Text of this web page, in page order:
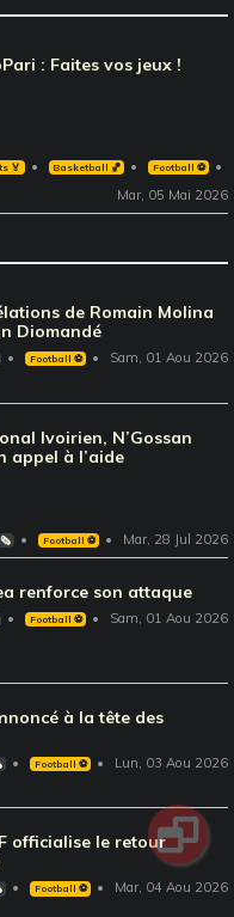
: Faites vos jeux !
🏅 Basketball 🏀 Football ⚽️
Mar, 05 Mai 2026
de Romain Molina
Diomandé
Football ⚽️ Sam, 01 Aou 2026
Ivoirien, N’Gossan
appel à l’aide
🗞️ Football ⚽️ Mar, 28 Jul 2026
renforce son attaque
Football ⚽️ Sam, 01 Aou 2026
à la tête des
Football ⚽️ Lun, 03 Aou 2026
officialise le retour
Football ⚽️ Mar, 04 Aou 2026